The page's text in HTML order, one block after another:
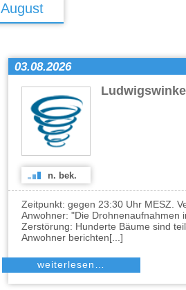
August
03.08.2026
Ludwigswinkel
n. bek.
Zeitpunkt: gegen 23:30 Uhr MESZ.
Anwohner: "Die Drohnenaufnahmen
Zerstörung: Hunderte Bäume sind
Anwohner berichten[...]
weiterlesen…